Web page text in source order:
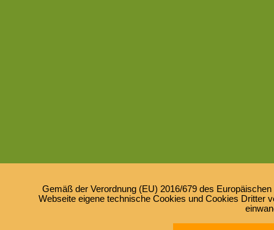
Gemäß der Verordnung (EU) 2016/679 des
Webseite eigene technische Cookies und Cookies Dritter